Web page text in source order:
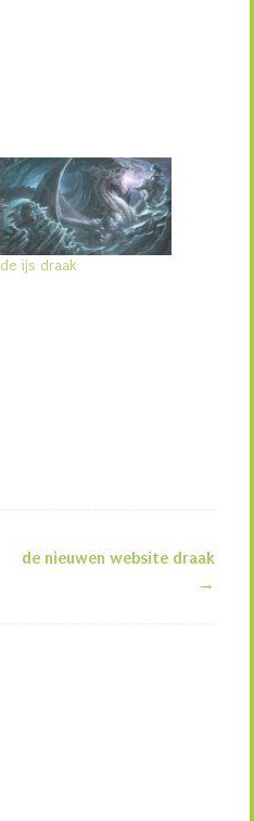
de ijs draak
de nieuwen website draak
→